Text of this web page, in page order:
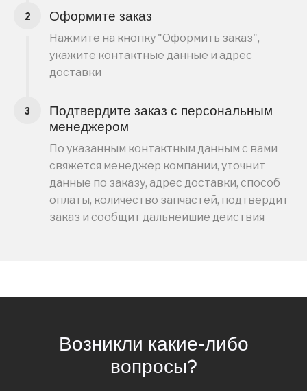
Оформите заказ
Нажмите на кнопку "Оформить заказ",
укажите контактные данные и адрес
доставки
Подтвердите заказ с персональным
менеджером
По указанным контактным данным с вами
свяжется менеджер компании, уточнит
данные по заказу, адрес доставки, способ
оплаты, количество запчастей, подтвердит
заказ и сообщит дальнейшие действия
Возникли какие-либо
вопросы?